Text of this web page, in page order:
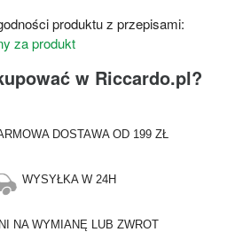
produktu z przepisami:
za produkt
w Riccardo.pl?
DOSTAWA OD 199 ZŁ
WYSYŁKA W 24H
NA WYMIANĘ LUB ZWROT